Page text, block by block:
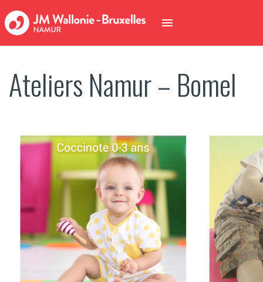
Ateliers Namur – Bomel